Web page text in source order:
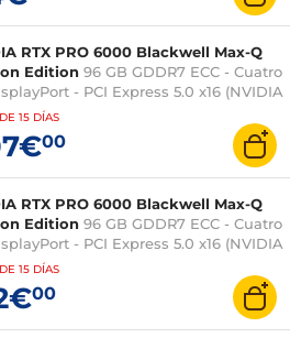
RTX PRO 6000 Blackwell Max-Q
Edition 96 GB GDDR7 ECC - Cuatro
- PCI Express 5.0 x16 (NVIDIA
Blackwell)
15 DÍAS
00
RTX PRO 6000 Blackwell Max-Q
Edition 96 GB GDDR7 ECC - Cuatro
- PCI Express 5.0 x16 (NVIDIA
Blackwell)
15 DÍAS
00